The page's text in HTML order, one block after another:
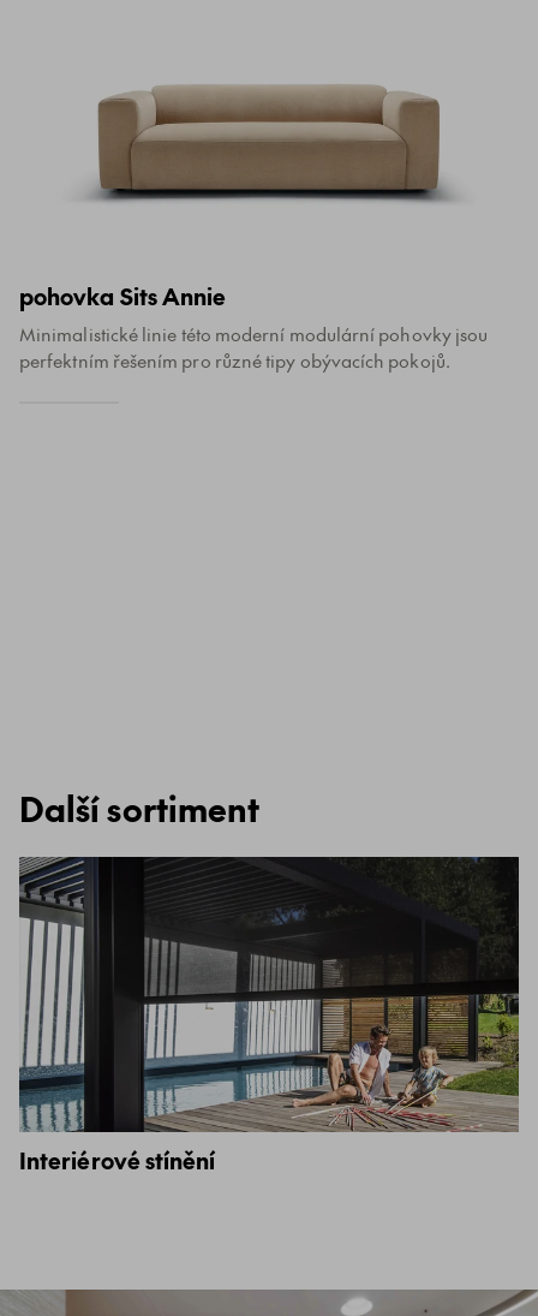
pohovka Sits Annie
Minimalistické linie této moderní modulární pohovky jsou
perfektním řešením pro různé tipy obývacích pokojů.
Další sortiment
Interiérové stínění